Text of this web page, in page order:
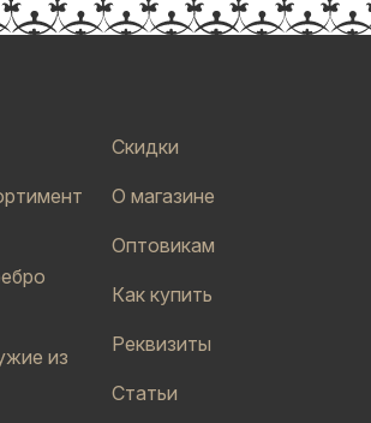
из
Скидки
О магазине
Оптовикам
Как купить
Реквизиты
Статьи